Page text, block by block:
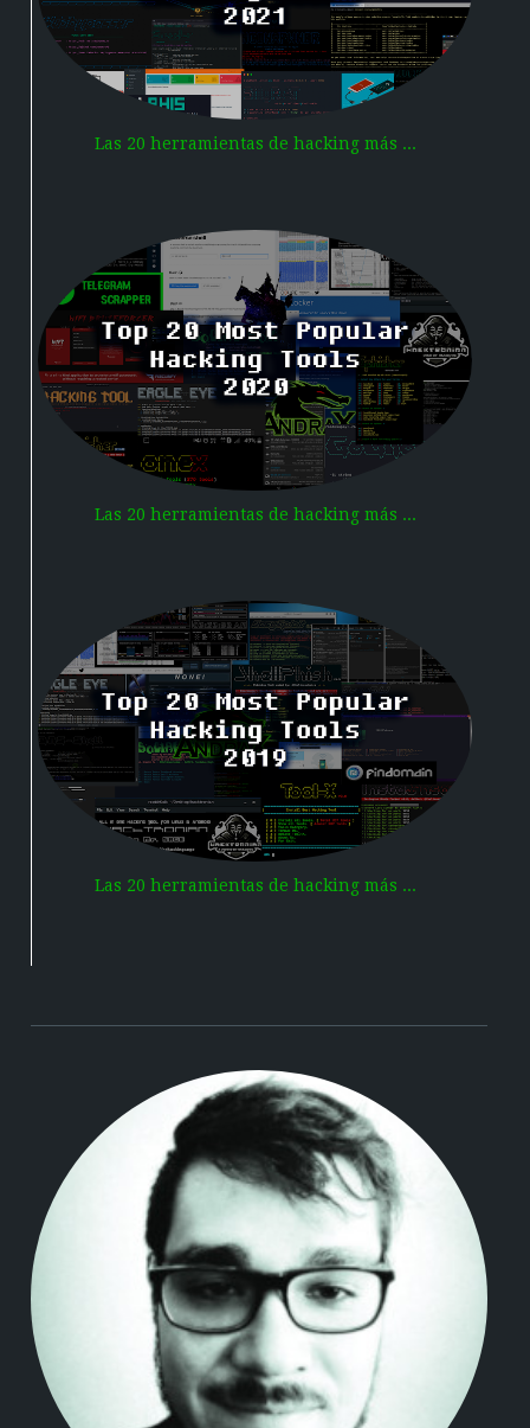
Las 20 herramientas de hacking más ...
Las 20 herramientas de hacking más ...
Las 20 herramientas de hacking más ...